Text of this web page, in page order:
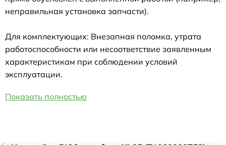
неправильная установка запчасти).
Для комплектующих: Внезапная поломка, утрата
работоспособности или несоответствие заявленным
характеристикам при соблюдении условий
эксплуатации.
Показать полностью